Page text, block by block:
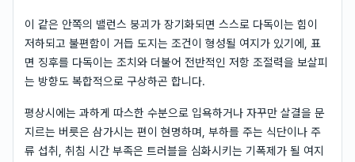
이 같은 안쪽의 밸런스 붕괴가 장기화되면 스스로 다독이는 힘이
저하되고 불편함이 거듭 도지는 조건이 형성될 여지가 있기에, 표
면 징후를 다독이는 조치와 더불어 전반적인 저항 조절력을 보살피
는 방향도 복합적으로 구상하곤 합니다.
평상시에는 과하게 따스한 수분으로 입욕하거나 자꾸만 살결을 문
지르는 버릇은 삼가시는 편이 현명하며, 부하를 주는 식단이나 주
류 섭취, 취침 시간 부족은 트러블을 심화시키는 기폭제가 될 여지